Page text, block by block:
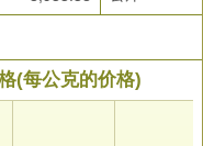
(每公克的价格)